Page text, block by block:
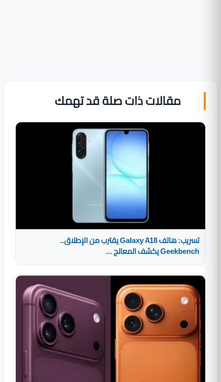
مقالات ذات صلة قد تهمك
تسريب: هاتف Galaxy A18 يقترب من الإطلاق..
Geekbench يكشف المعالج ...